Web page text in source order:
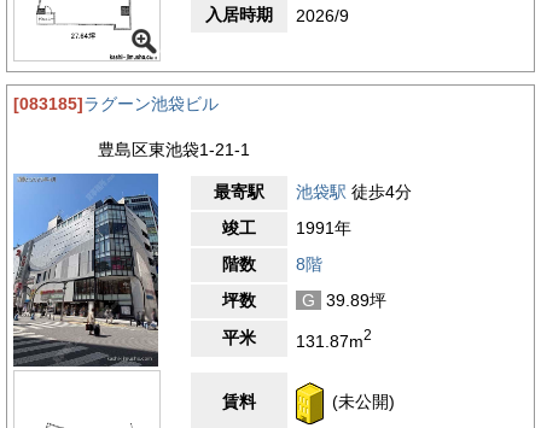
入居時期
2026/9
[083185]ラグーン池袋ビル
豊島区東池袋1-21-1
最寄駅 池袋駅 徒歩4分
竣工
1991年
階数
8階
坪数
G
39.89坪
平米
131.87m2
賃料 (未公開)